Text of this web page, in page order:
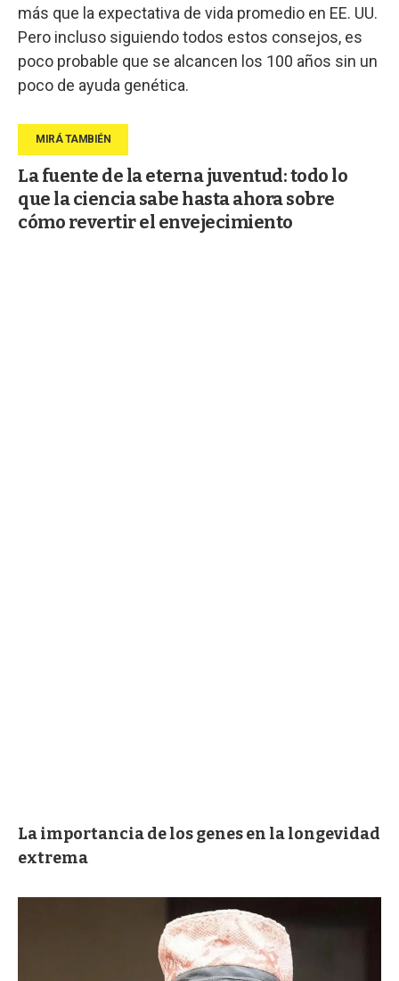
más que la expectativa de vida promedio en EE. UU.
Pero incluso siguiendo todos estos consejos, es
poco probable que se alcancen los 100 años sin un
poco de ayuda genética.
La fuente de la eterna juventud: todo lo
que la ciencia sabe hasta ahora sobre
cómo revertir el envejecimiento
La importancia de los genes en la longevidad
extrema